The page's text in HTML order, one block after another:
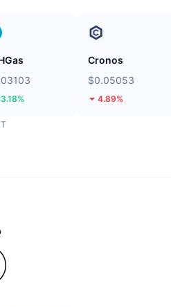
Cronos
$0.05053
4.89%